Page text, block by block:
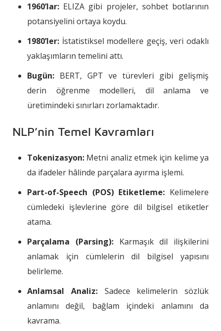
1960’lar: ELIZA gibi projeler, sohbet botlarının
potansiyelini ortaya koydu.
1980’ler: İstatistiksel modellere geçiş, veri odaklı
yaklaşımların temelini attı.
Bugün: BERT, GPT ve türevleri gibi gelişmiş
derin öğrenme modelleri, dil anlama ve
üretimindeki sınırları zorlamaktadır.
NLP’nin Temel Kavramları
Tokenizasyon: Metni analiz etmek için kelime ya
da ifadeler hâlinde parçalara ayırma işlemi.
Part-of-Speech (POS) Etiketleme: Kelimelere
cümledeki işlevlerine göre dil bilgisel etiketler
atama.
Parçalama (Parsing):Karmaşık dil ilişkilerini
anlamak için cümlelerin dil bilgisel yapısını
belirleme.
Anlamsal Analiz:Sadece kelimelerin sözlük
anlamını değil, bağlam içindeki anlamını da
kavrama.